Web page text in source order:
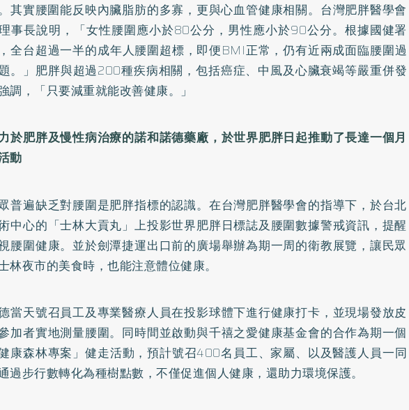
其實腰圍能反映內臟脂肪的多寡，更與心血管健康相關。台灣肥胖醫學會
事長說明，「女性腰圍應小於80公分，男性應小於90公分。根據國健署
全台超過一半的成年人腰圍超標，即便BMI正常，仍有近兩成面臨腰圍過
。」肥胖與超過200種疾病相關，包括癌症、中風及心臟衰竭等嚴重併發
調，「只要減重就能改善健康。」
於肥胖及慢性病治療的諾和諾德藥廠，於世界肥胖日起推動了長達一個月
動
普遍缺乏對腰圍是肥胖指標的認識。在台灣肥胖醫學會的指導下，於台北
中心的「士林大貢丸」上投影世界肥胖日標誌及腰圍數據警戒資訊，提醒
腰圍健康。並於劍潭捷運出口前的廣場舉辦為期一周的衛教展覽，讓民眾
林夜市的美食時，也能注意體位健康。
當天號召員工及專業醫療人員在投影球體下進行健康打卡，並現場發放皮
加者實地測量腰圍。同時間並啟動與千禧之愛健康基金會的合作為期一個
康森林專案」健走活動，預計號召400名員工、家屬、以及醫護人員一同
過步行數轉化為種樹點數，不僅促進個人健康，還助力環境保護。